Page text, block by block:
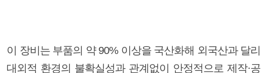
이 장비는 부품의 약 90% 이상을 국산화해 외국산과 달리
대외적 환경의 불확실성과 관계없이 안정적으로 제작·공